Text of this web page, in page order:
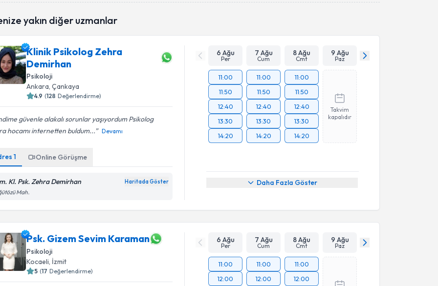
yakın diğer uzmanlar
Klinik Psikolog Zehra
Demirhan
Psikoloji
Ankara , Çankaya
4.9 (128 Değerlendirme)
güvenle alakalı sorunlar yaşıyordum Psikolog
hocamı internetten buldum...
Devamı
1 Online Görüşme
Kl. Psk. Zehra Demirhan Haritada Göster
Mah.
6 Ağu
Per
7 Ağu
Cum
8 Ağu
Cmt
9 Ağu
Paz
11:00
11:50
12:40
13:30
14:20
11:00
11:50
12:40
13:30
14:20
11:00
11:50
12:40
13:30
14:20
Takvim
kapalıdır
Daha Fazla Göster
Psk. Gizem Sevim Karaman
Psikoloji
Kocaeli , İzmit
5 (17 Değerlendirme)
6 Ağu
Per
7 Ağu
Cum
8 Ağu
Cmt
9 Ağu
Paz
11:00
12:00
11:00
12:00
11:00
12:00